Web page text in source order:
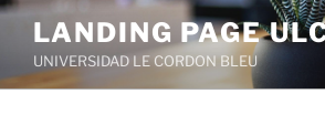
Skip
content
LANDING PAGE
UNIVERSIDAD LE CORDON BLEU